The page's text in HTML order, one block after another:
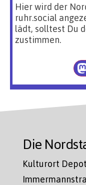
Hier wird der
ruhr.social
lädt, solltest Du
zustimmen.
Die
Kulturort Depot